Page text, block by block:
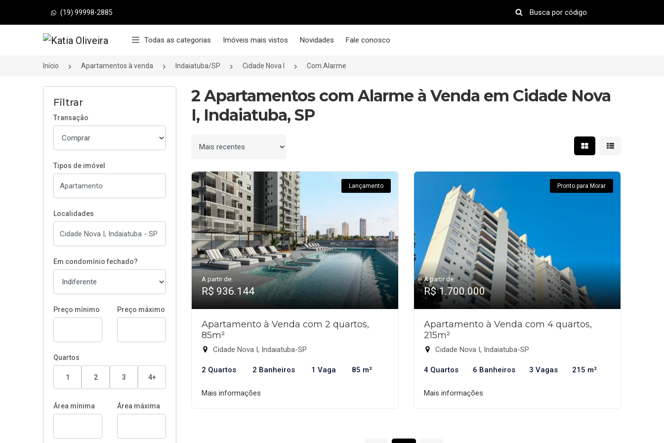
(19) 99998-2885
Página inicial Todas as categorias Imóveis mais vistos Novidades Fale conosco
Início Apartamentos à venda Indaiatuba/SP Cidade Nova I Com Alarme
Filtrar
Transação
Tipos de imóvel
Localidades
Em condomínio fechado?
Preço mínimo Preço máximo
Quartos
1 2 3 4+
Área mínima Área máxima
2 Apartamentos com Alarme à Venda em Cidade Nova
I, Indaiatuba, SP
Ordenar por Mostrar resultados em
Mostrar
Lançamento
A partir de:
R$ 936.144
Apartamento à Venda com 2 quartos,
85m²
Cidade Nova I, Indaiatuba-SP
2 Quartos 2 Banheiros 1 Vaga 85 m²
Mais informações
Pronto para Morar
A partir de:
R$ 1.700.000
Apartamento à Venda com 4 quartos,
215m²
Cidade Nova I, Indaiatuba-SP
4 Quartos 6 Banheiros 3 Vagas 215 m²
Mais informações